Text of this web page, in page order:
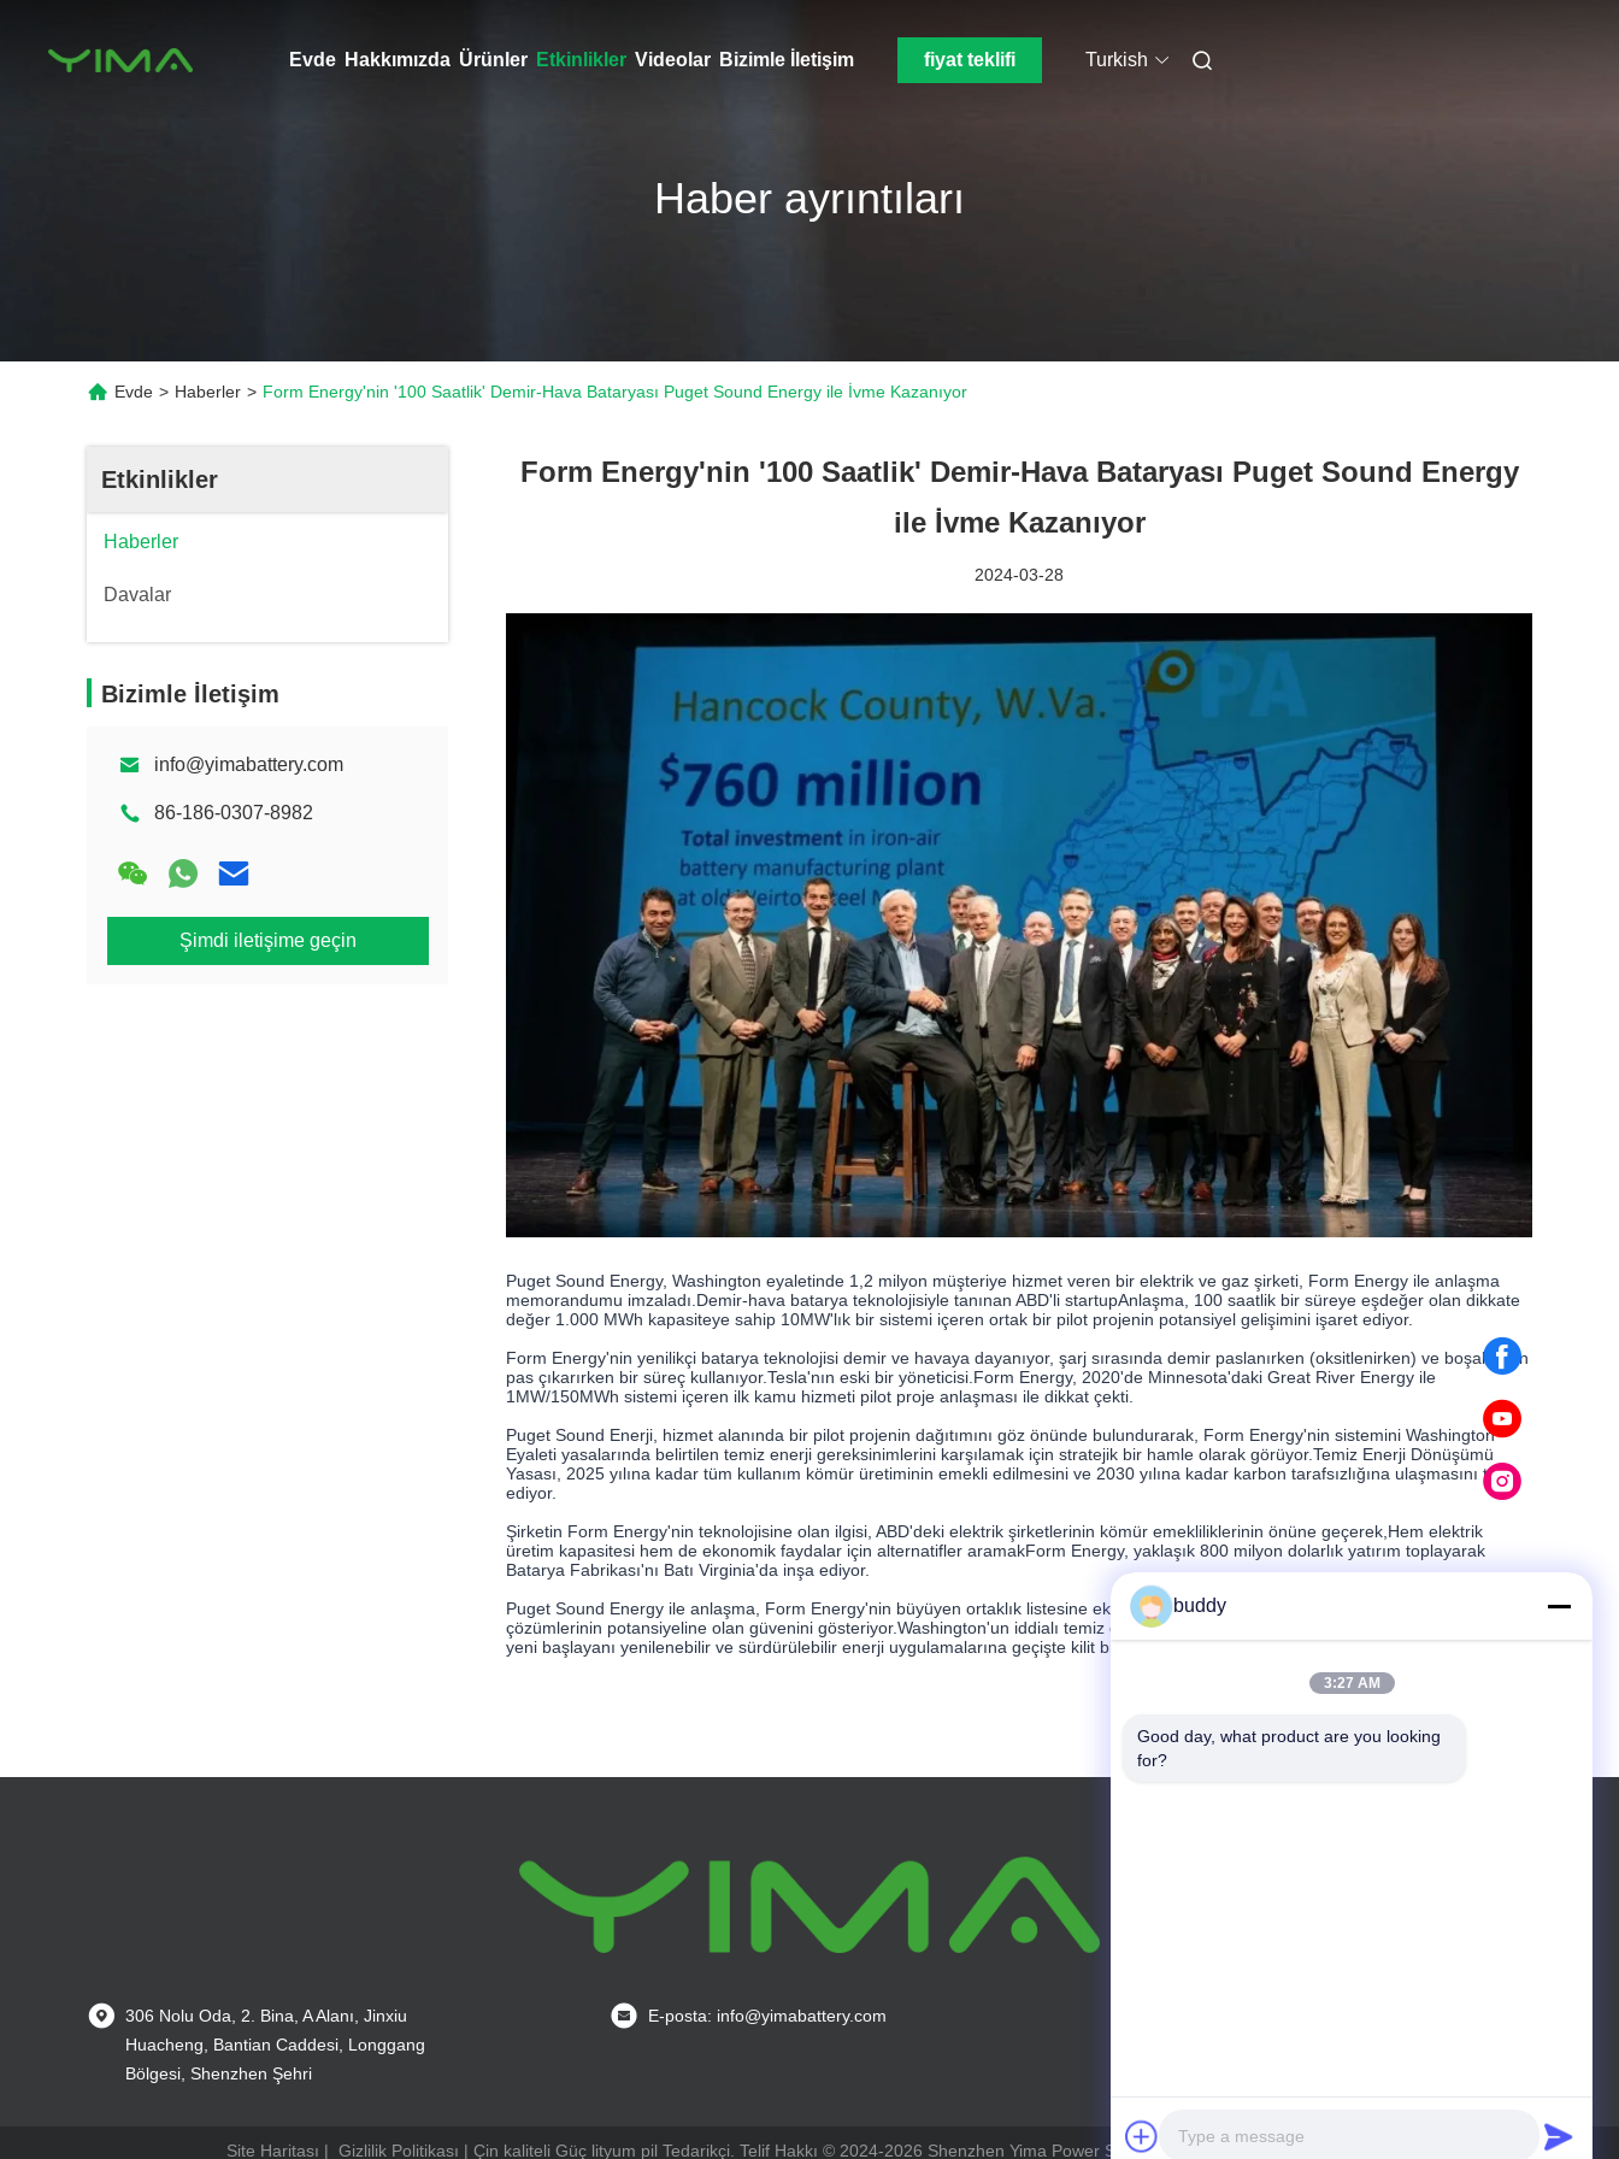
Evde Hakkımızda Ürünler Etkinlikler Videolar Bizimle İletişim fiyat teklifi Turkish
Haber ayrıntıları
Evde > Haberler > Form Energy'nin '100 Saatlik' Demir-Hava Bataryası Puget Sound Energy ile İvme Kazanıyor
Etkinlikler
Haberler
Davalar
Bizimle İletişim
info@yimabattery.com
86-186-0307-8982
Şimdi iletişime geçin
Form Energy'nin '100 Saatlik' Demir-Hava Bataryası Puget Sound Energy
ile İvme Kazanıyor
2024-03-28
Puget Sound Energy, Washington eyaletinde 1,2 milyon müşteriye hizmet veren bir elektrik ve gaz şirketi, Form Energy ile anlaşma
memorandumu imzaladı.Demir-hava batarya teknolojisiyle tanınan ABD'li startupAnlaşma, 100 saatlik bir süreye eşdeğer olan dikkate
değer 1.000 MWh kapasiteye sahip 10MW'lık bir sistemi içeren ortak bir pilot projenin potansiyel gelişimini işaret ediyor.
Form Energy'nin yenilikçi batarya teknolojisi demir ve havaya dayanıyor, şarj sırasında demir paslanırken (oksitlenirken) ve boşaltırken
pas çıkarırken bir süreç kullanıyor.Tesla'nın eski bir yöneticisi.Form Energy, 2020'de Minnesota'daki Great River Energy ile
1MW/150MWh sistemi içeren ilk kamu hizmeti pilot proje anlaşması ile dikkat çekti.
Puget Sound Enerji, hizmet alanında bir pilot projenin dağıtımını göz önünde bulundurarak, Form Energy'nin sistemini Washington
Eyaleti yasalarında belirtilen temiz enerji gereksinimlerini karşılamak için stratejik bir hamle olarak görüyor.Temiz Enerji Dönüşümü
Yasası, 2025 yılına kadar tüm kullanım kömür üretiminin emekli edilmesini ve 2030 yılına kadar karbon tarafsızlığına ulaşmasını talep
ediyor.
Şirketin Form Energy'nin teknolojisine olan ilgisi, ABD'deki elektrik şirketlerinin kömür emekliliklerinin önüne geçerek,Hem elektrik
üretim kapasitesi hem de ekonomik faydalar için alternatifler aramakForm Energy, yaklaşık 800 milyon dolarlık yatırım toplayarak
Batarya Fabrikası'nı Batı Virginia'da inşa ediyor.
Puget Sound Energy ile anlaşma, Form Energy'nin büyüyen ortaklık listesine ekleniyor ve endüstrinin uzun süreli enerji depolama
çözümlerinin potansiyeline olan güvenini gösteriyor.Washington'un iddialı temiz enerji hedefleri Form Energy'nin göreviyle uyumludur,
yeni başlayanı yenilenebilir ve sürdürülebilir enerji uygulamalarına geçişte kilit bir oyuncu olarak konumlandırıyor.
306 Nolu Oda, 2. Bina, A Alanı, Jinxiu
Huacheng, Bantian Caddesi, Longgang
Bölgesi, Shenzhen Şehri
E-posta: info@yimabattery.com
Site Haritası | Gizlilik Politikası | Çin kaliteli Güç lityum pil Tedarikçi. Telif Hakkı © 2024-2026 Shenzhen Yima Power Supply Co., Ltd. - Tüm haklar saklıdır.
buddy
3:27 AM
Good day, what product are you looking
for?